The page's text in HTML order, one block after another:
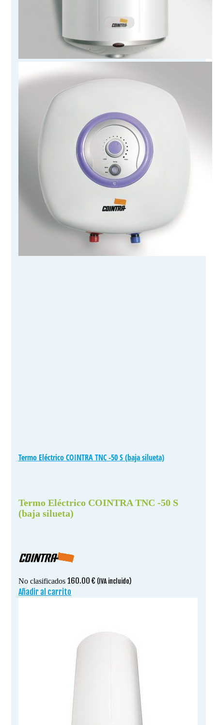
Termo Eléctrico COINTRA TNC -50 S (baja silueta)
Termo Eléctrico COINTRA TNC -50 S
(baja silueta)
No clasificados 160.00 € (IVA incluido)
Añadir al carrito